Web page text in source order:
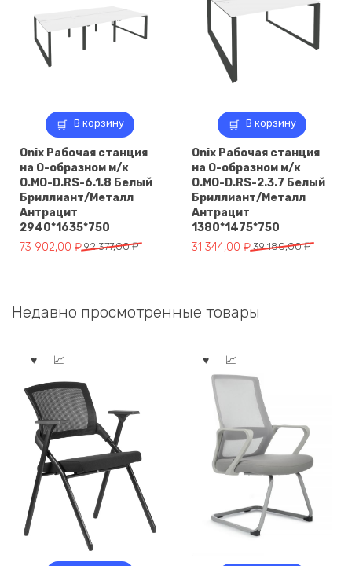
В корзину
Onix Рабочая станция
на О-образном м/к
O.MO-D.RS-6.1.8 Белый
Бриллиант/Металл
Антрацит
2940*1635*750
92 377,00₽
Первоначальная
377,00 ₽.
73 902,00 ₽
Текущая
В корзину
Onix Рабочая станция
на О-образном м/к
O.MO-D.RS-2.3.7 Белый
Бриллиант/Металл
Антрацит
1380*1475*750
39 180,00₽
Первоначальная
180,00 ₽.
31 344,00 ₽
Текущая
Недавно просмотренные товары